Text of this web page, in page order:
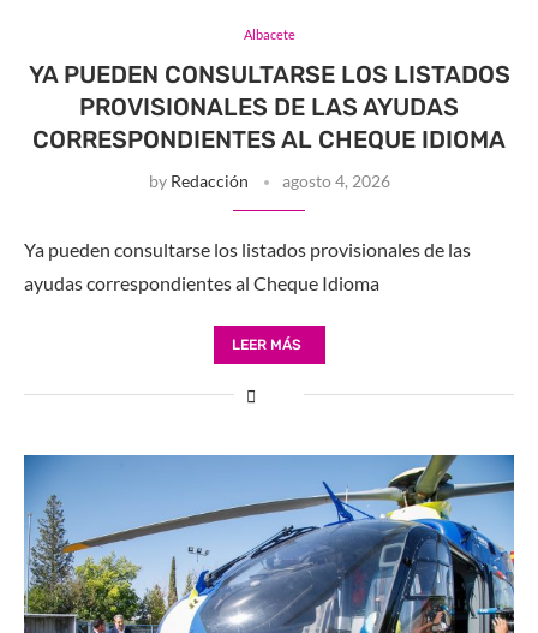
Albacete
YA PUEDEN CONSULTARSE LOS LISTADOS
PROVISIONALES DE LAS AYUDAS
CORRESPONDIENTES AL CHEQUE IDIOMA
by Redacción agosto 4, 2026
Ya pueden consultarse los listados provisionales de las
ayudas correspondientes al Cheque Idioma
LEER MÁS